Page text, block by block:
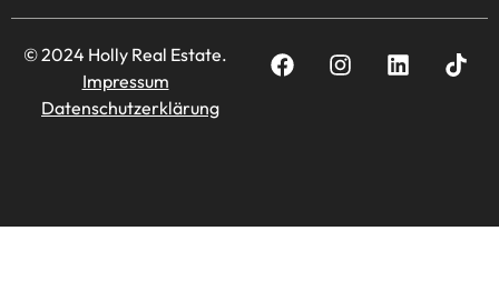
© 2024 Holly Real Estate.
Impressum
Datenschutzerklärung